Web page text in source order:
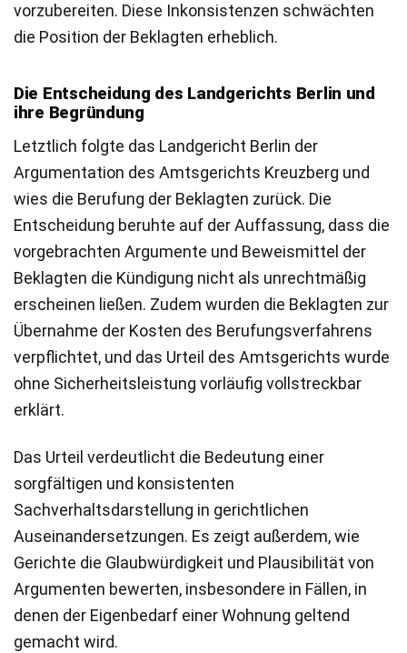
vorzubereiten. Diese Inkonsistenzen schwächten
die Position der Beklagten erheblich.
Die Entscheidung des Landgerichts Berlin und
ihre Begründung
Letztlich folgte das Landgericht Berlin der
Argumentation des Amtsgerichts Kreuzberg und
wies die Berufung der Beklagten zurück. Die
Entscheidung beruhte auf der Auffassung, dass die
vorgebrachten Argumente und Beweismittel der
Beklagten die Kündigung nicht als unrechtmäßig
erscheinen ließen. Zudem wurden die Beklagten zur
Übernahme der Kosten des Berufungsverfahrens
verpflichtet, und das Urteil des Amtsgerichts wurde
ohne Sicherheitsleistung vorläufig vollstreckbar
erklärt.
Das Urteil verdeutlicht die Bedeutung einer
sorgfältigen und konsistenten
Sachverhaltsdarstellung in gerichtlichen
Auseinandersetzungen. Es zeigt außerdem, wie
Gerichte die Glaubwürdigkeit und Plausibilität von
Argumenten bewerten, insbesondere in Fällen, in
denen der Eigenbedarf einer Wohnung geltend
gemacht wird.